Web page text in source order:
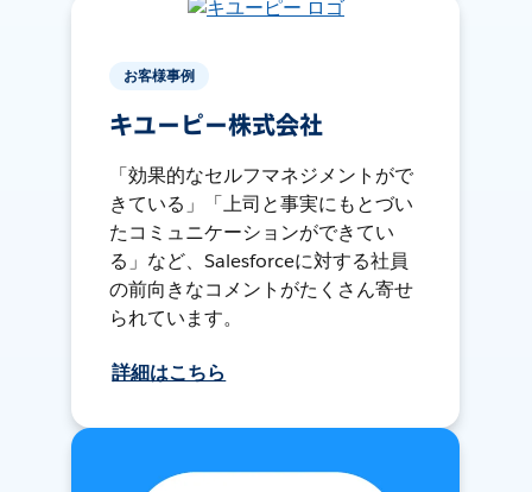
お客様事例
キユーピー株式会社
「効果的なセルフマネジメントがで
きている」「上司と事実にもとづい
たコミュニケーションができてい
る」など、Salesforceに対する社員
の前向きなコメントがたくさん寄せ
られています。
詳細はこちら